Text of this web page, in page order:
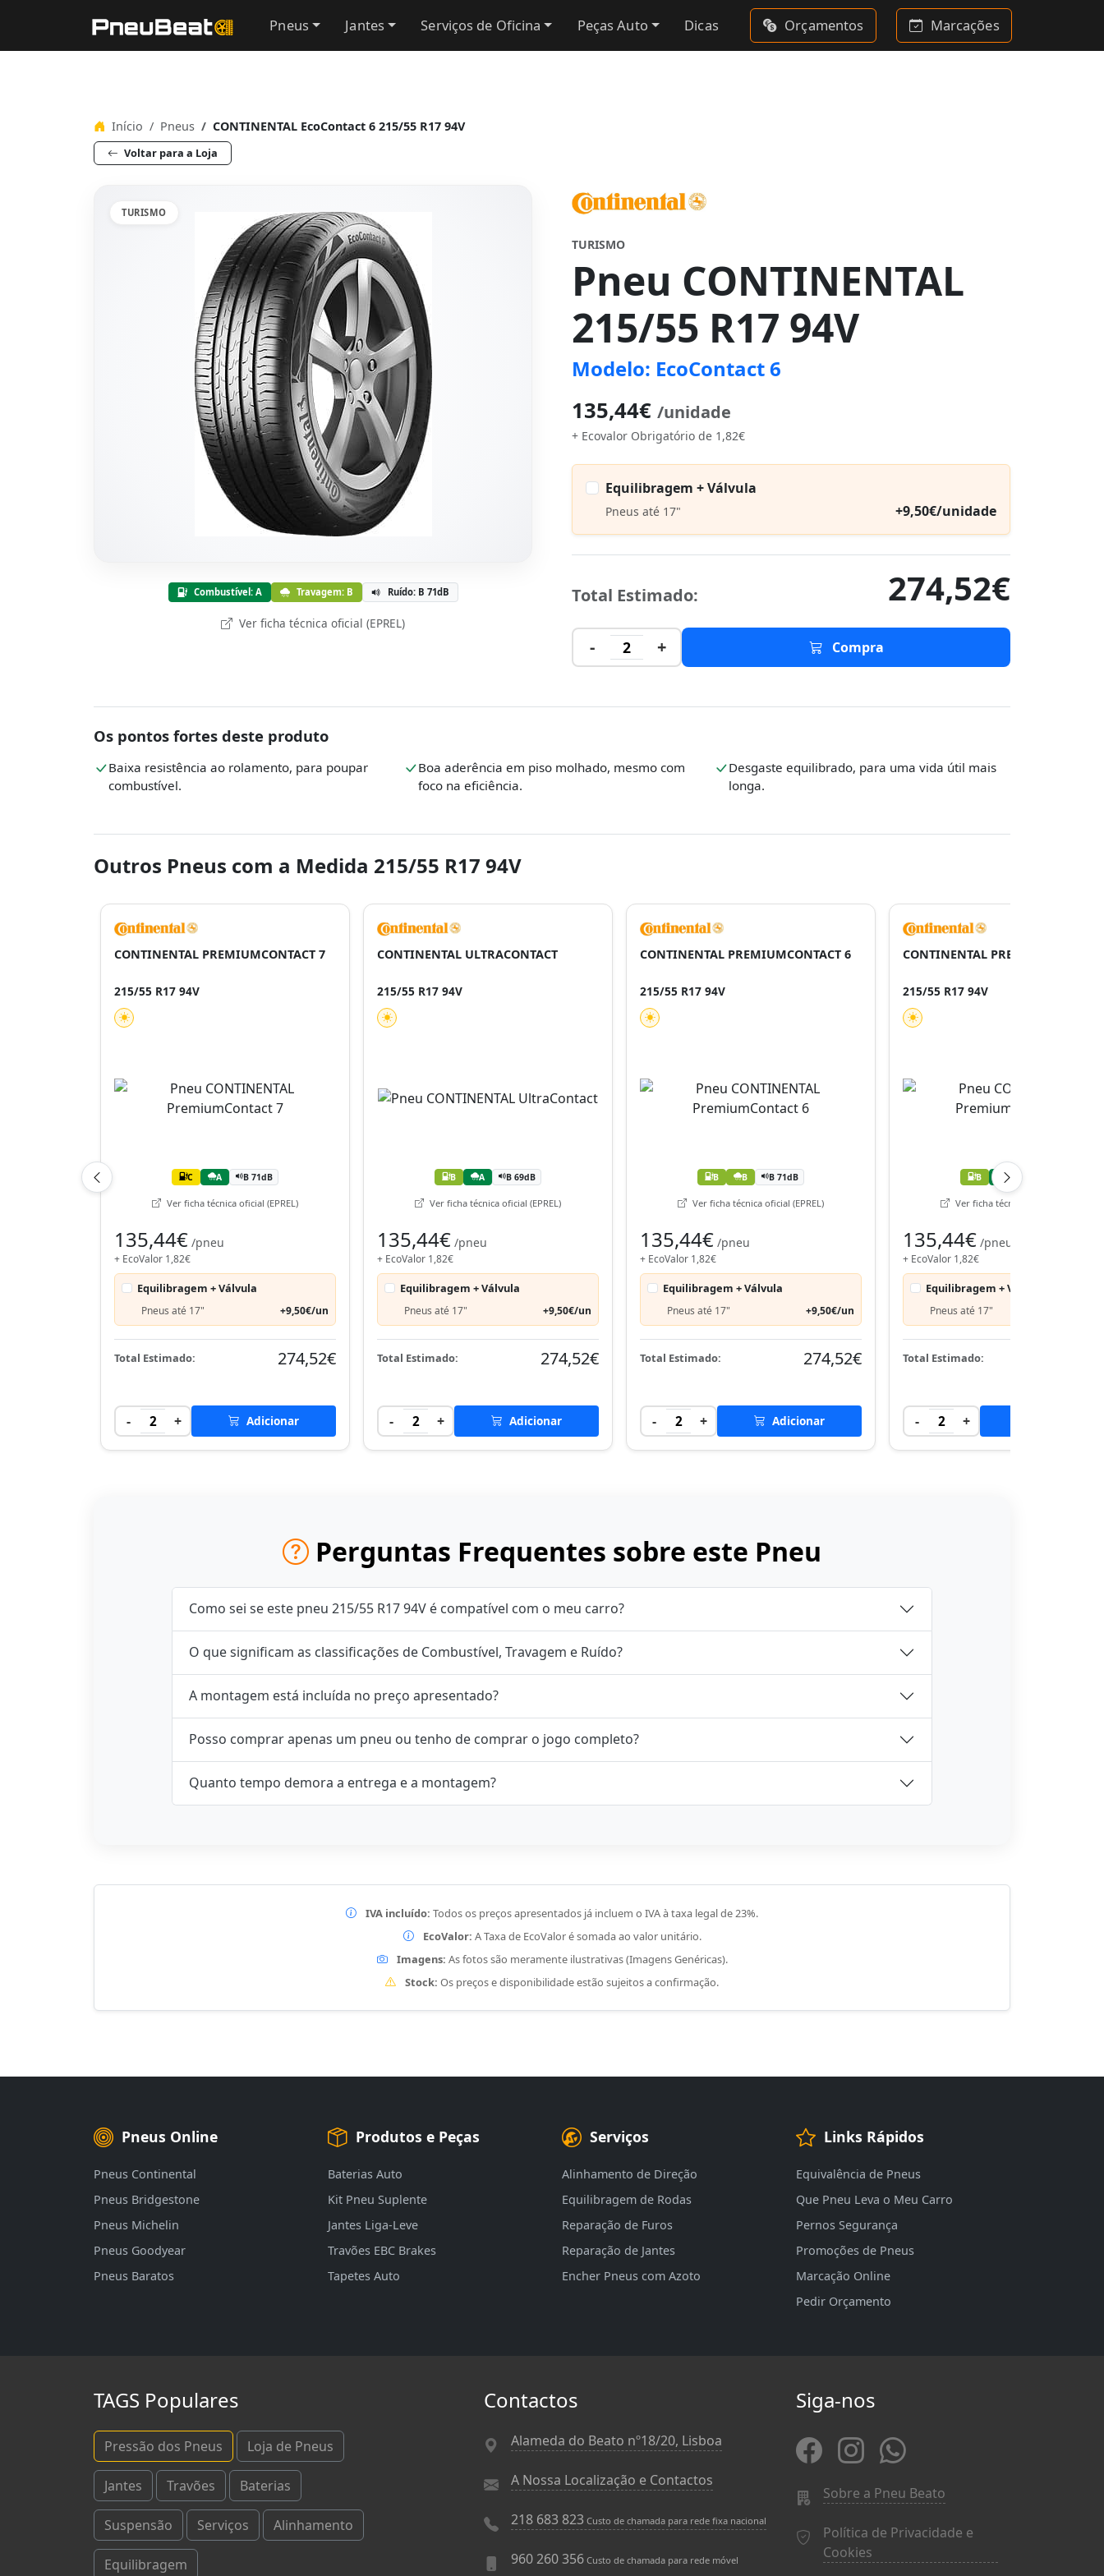
Pneus Jantes Serviços de Oficina Peças Auto Dicas Orçamentos Marcações
Início Pneus CONTINENTAL EcoContact 6 215/55 R17 94V
Voltar para a Loja
TURISMO
Combustível: A Travagem: B Ruído: B 71dB
Ver ficha técnica oficial (EPREL)
TURISMO
Pneu CONTINENTAL
215/55 R17 94V
Modelo: EcoContact 6
135,44€ /unidade
+ Ecovalor Obrigatório de 1,82€
Equilibragem + Válvula
Pneus até 17" +9,50€/unidade
Total Estimado: 274,52€
- 2 + Compra
Os pontos fortes deste produto
Baixa resistência ao rolamento, para poupar
combustível.
Boa aderência em piso molhado, mesmo com
foco na eficiência.
Desgaste equilibrado, para uma vida útil mais
longa.
Outros Pneus com a Medida 215/55 R17 94V
CONTINENTAL PREMIUMCONTACT 7
215/55 R17 94V
C A B 71dB
Ver ficha técnica oficial (EPREL)
135,44€ /pneu
+ EcoValor 1,82€
Equilibragem + Válvula
Pneus até 17" +9,50€/un
Total Estimado: 274,52€
- 2 + Adicionar
CONTINENTAL ULTRACONTACT
215/55 R17 94V
B A B 69dB
Ver ficha técnica oficial (EPREL)
135,44€ /pneu
+ EcoValor 1,82€
Equilibragem + Válvula
Pneus até 17" +9,50€/un
Total Estimado: 274,52€
- 2 + Adicionar
CONTINENTAL PREMIUMCONTACT 6
215/55 R17 94V
B B B 71dB
Ver ficha técnica oficial (EPREL)
135,44€ /pneu
+ EcoValor 1,82€
Equilibragem + Válvula
Pneus até 17" +9,50€/un
Total Estimado: 274,52€
- 2 + Adicionar
CONTINENTAL
215/55 R17 94V
B A
Ver ficha técnica oficial (EPREL)
135,44€ /pneu
+ EcoValor 1,82€
Equilibragem + Válvula
Pneus até 17"
Total Estimado:
- 2 +
Perguntas Frequentes sobre este Pneu
Como sei se este pneu 215/55 R17 94V é compatível com o meu carro?
O que significam as classificações de Combustível, Travagem e Ruído?
A montagem está incluída no preço apresentado?
Posso comprar apenas um pneu ou tenho de comprar o jogo completo?
Quanto tempo demora a entrega e a montagem?
IVA incluído: Todos os preços apresentados já incluem o IVA à taxa legal de 23%.
EcoValor: A Taxa de EcoValor é somada ao valor unitário.
Imagens: As fotos são meramente ilustrativas (Imagens Genéricas).
Stock: Os preços e disponibilidade estão sujeitos a confirmação.
Pneus Online
Pneus Continental
Pneus Bridgestone
Pneus Michelin
Pneus Goodyear
Pneus Baratos
Produtos e Peças
Baterias Auto
Kit Pneu Suplente
Jantes Liga-Leve
Travões EBC Brakes
Tapetes Auto
Serviços
Alinhamento de Direção
Equilibragem de Rodas
Reparação de Furos
Reparação de Jantes
Encher Pneus com Azoto
Links Rápidos
Equivalência de Pneus
Que Pneu Leva o Meu Carro
Pernos Segurança
Promoções de Pneus
Marcação Online
Pedir Orçamento
TAGS Populares
Pressão dos Pneus Loja de Pneus
Jantes Travões Baterias
Suspensão Serviços Alinhamento
Equilibragem
Contactos
Alameda do Beato nº18/20, Lisboa
A Nossa Localização e Contactos
218 683 823 Custo de chamada para rede fixa nacional
960 260 356 Custo de chamada para rede móvel
Siga-nos
Sobre a Pneu Beato
Política de Privacidade e
Cookies